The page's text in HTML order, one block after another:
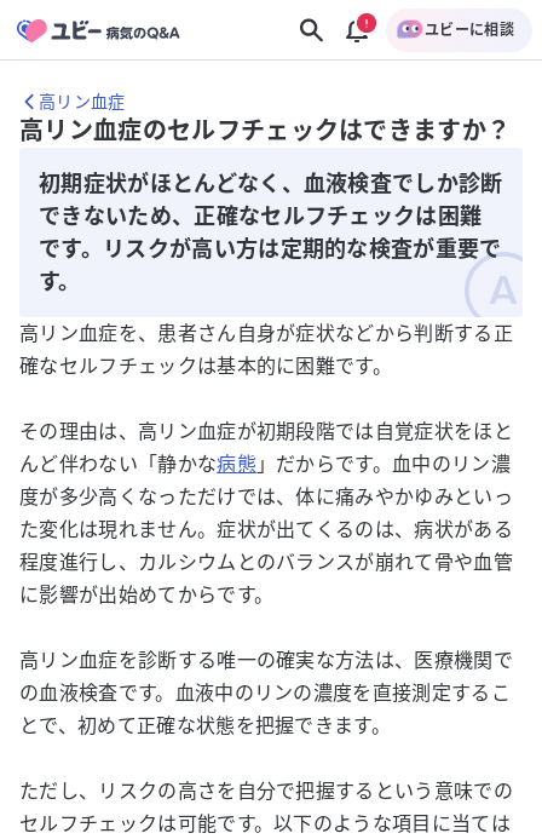
ユビーに相談
高リン血症
高リン血症のセルフチェックはできますか？
初期症状がほとんどなく、血液検査でしか診断
できないため、正確なセルフチェックは困難
です。リスクが高い方は定期的な検査が重要で
す。
高リン血症を、患者さん自身が症状などから判断する正
確なセルフチェックは基本的に困難です。
その理由は、高リン血症が初期段階では自覚症状をほと
んど伴わない「静かな病態 」だからです。血中のリン濃
度が多少高くなっただけでは、体に痛みやかゆみといっ
た変化は現れません。症状が出てくるのは、病状がある
程度進行し、カルシウムとのバランスが崩れて骨や血管
に影響が出始めてからです。
高リン血症を診断する唯一の確実な方法は、医療機関で
の血液検査です。血液中のリンの濃度を直接測定するこ
とで、初めて正確な状態を把握できます。
ただし、リスクの高さを自分で把握するという意味での
セルフチェックは可能です。以下のような項目に当ては